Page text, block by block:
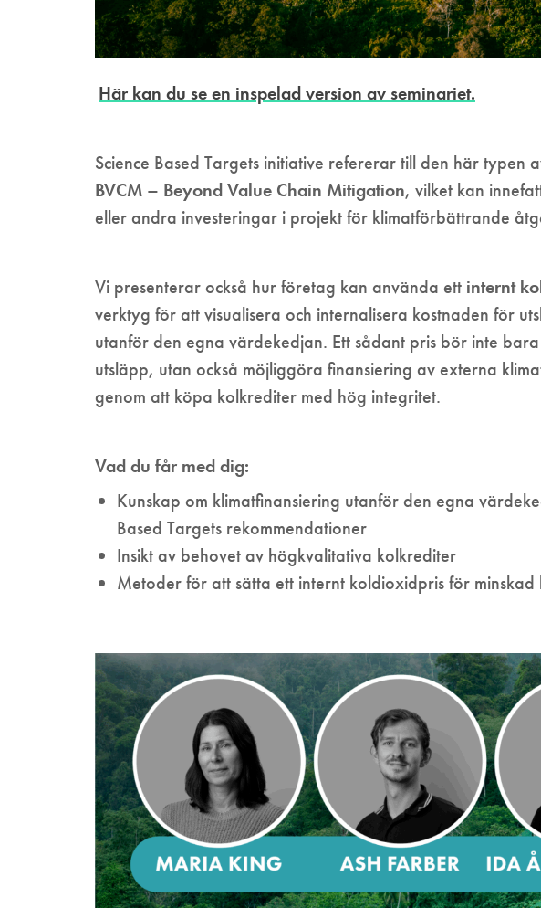
Här kan du se en inspelad version av seminariet.
Science Based Targets initiative refererar till den här typen
BVCM – Beyond Value Chain Mitigation, vilket kan
eller andra investeringar i projekt för klimatförbättrande
Vi presenterar också hur företag kan använda ett internt
verktyg för att visualisera och internalisera kostnaden för
utanför den egna värdekedjan. Ett sådant pris bör inte
utsläpp, utan också möjliggöra finansiering av externa
genom att köpa kolkrediter med hög integritet.
Vad du får med dig:
Kunskap om klimatfinansiering utanför den egna
Based Targets rekommendationer
Insikt av behovet av högkvalitativa kolkrediter
Metoder för att sätta ett internt koldioxidpris för minskad